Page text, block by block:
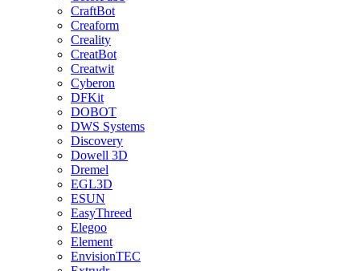
CraftBot
Creaform
Creality
CreatBot
Creatwit
Cyberon
DFKit
DOBOT
DWS Systems
Discovery
Dowell 3D
Dremel
EGL3D
ESUN
EasyThreed
Elegoo
Element
EnvisionTEC